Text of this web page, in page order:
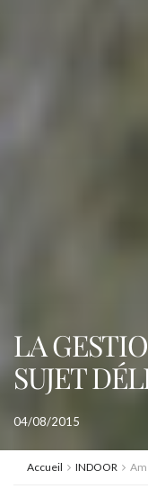
LA
SUJET
04/08/2015
Accueil INDOOR